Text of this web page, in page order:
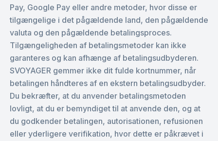
Pay, Google Pay eller andre metoder, hvor disse er
tilgængelige i det pågældende land, den pågældende
valuta og den pågældende betalingsproces.
Tilgængeligheden af betalingsmetoder kan ikke
garanteres og kan afhænge af betalingsudbyderen.
SVOYAGER gemmer ikke dit fulde kortnummer, når
betalingen håndteres af en ekstern betalingsudbyder.
Du bekræfter, at du anvender betalingsmetoden
lovligt, at du er bemyndiget til at anvende den, og at
du godkender betalingen, autorisationen, refusionen
eller yderligere verifikation, hvor dette er påkrævet i